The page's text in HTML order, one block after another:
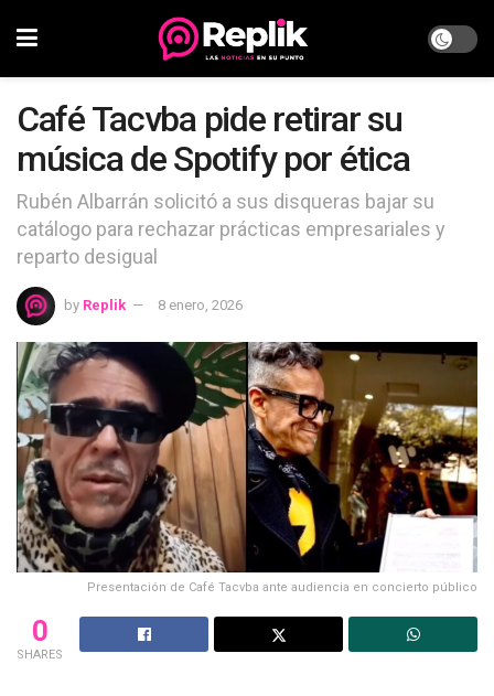
Café Tacvba pide retirar su
música de Spotify por ética
Rubén Albarrán solicitó a sus disqueras bajar su
catálogo para rechazar prácticas empresariales y
reparto desigual
by Replik 8 enero, 2026
Presentación de Café Tacvba ante audiencia en concierto público
0
SHARES